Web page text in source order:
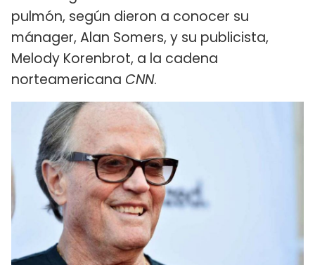
pulmón, según dieron a conocer su
mánager, Alan Somers, y su publicista,
Melody Korenbrot, a la cadena
norteamericana CNN.